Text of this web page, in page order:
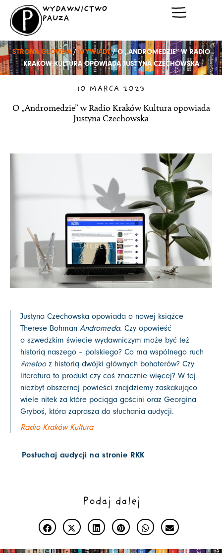
Przejdź
treści
WYDAWNICTWO
PAUZA
STRONA GŁÓWNA/WYWIADY/ O „ANDROMEDZIE” W RADIO
KRAKÓW KULTURA OPOWIADA JUSTYNA CZECHOWSKA
10 MARCA 2023
O „Andromedzie” w Radio Kraków Kultura opowiada
Justyna Czechowska
Justyna Czechowska opowiada o nowej książce
Therese Bohman Andromeda. Czy opowieść
o szwedzkim świecie wydawniczym może być też
historią naszego – polskiego? Co ma wspólnego ruch
#metooz historią dwójki głównych bohaterów? Czy
literatura to produkt czy coś znacznie więcej? W tej
niezbyt obszernej powieści znajdziemy zaskakująco
wiele nitek za które pociąga gościni oraz Georgina
Gryboś, która zaprasza do słuchania audycji.
Radio Kraków Kultura
Posłuchaj audycji na stronie RKK
Podaj dalej